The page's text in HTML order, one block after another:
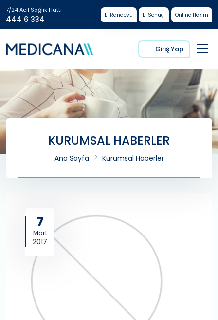
7/24 Acil Sağlık Hattı
444 6 334 E-Randevu E-Sonuç Online Hekim
Giriş Yap
KURUMSAL HABERLER
Ana Sayfa Kurumsal Haberler
7
Mart
2017